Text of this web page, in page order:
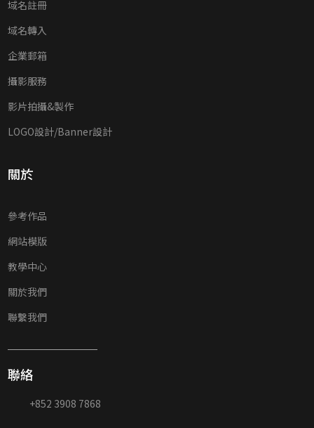
域名註冊
域名轉入
企業郵箱
攝影服務
影片拍攝&製作
LOGO設計/Banner設計
關於
參考作品
網站模版
教學中心
關於我們
聯繫我們
聯絡
+852 3908 7868